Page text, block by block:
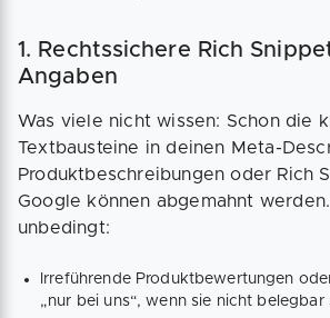
1. Rechtssichere Rich
Angaben
Was viele nicht wissen: Schon die
Textbausteine in deinen Meta-
Produktbeschreibungen oder Rich
Google können abgemahnt
unbedingt:
Irreführende Produktbewertungen
„nur bei uns“, wenn sie nicht belegbar